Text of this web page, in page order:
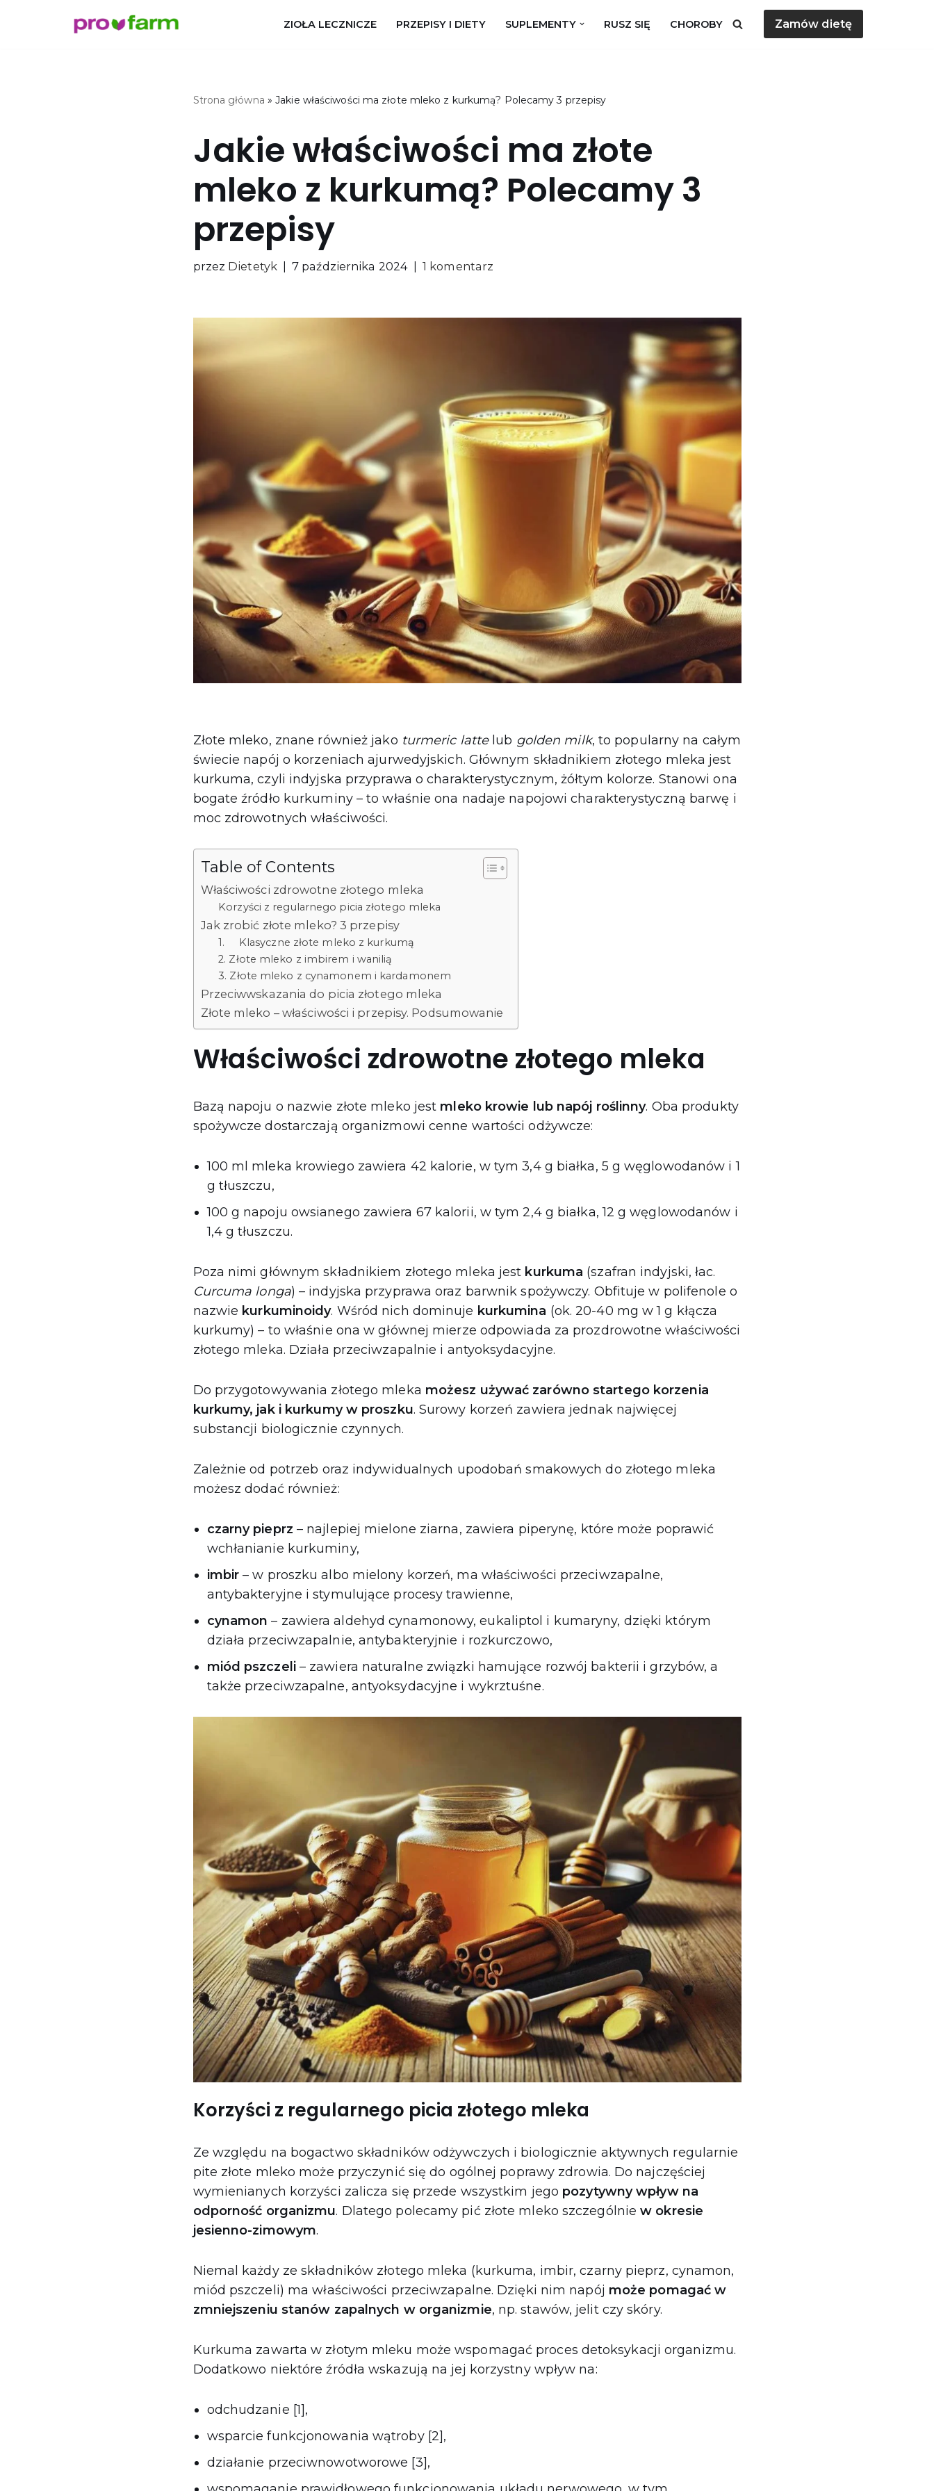
ZIOŁA LECZNICZE PRZEPISY I DIETY SUPLEMENTY RUSZ SIĘ CHOROBY Zamów dietę
Strona główna »Jakie właściwości ma złote mleko z kurkumą? Polecamy 3 przepisy
Jakie właściwości ma złote
mleko z kurkumą? Polecamy 3
przepisy
przez Dietetyk 7 października 2024 1 komentarz
Złote mleko, znane również jako turmeric lattelub golden milk, to popularny na całym
świecie napój o korzeniach ajurwedyjskich. Głównym składnikiem złotego mleka jest
kurkuma, czyli indyjska przyprawa o charakterystycznym, żółtym kolorze. Stanowi ona
bogate źródło kurkuminy – to właśnie ona nadaje napojowi charakterystyczną barwę i
moc zdrowotnych właściwości.
Table of Contents
Właściwości zdrowotne złotego mleka
Korzyści z regularnego picia złotego mleka
Jak zrobić złote mleko? 3 przepisy
1. Klasyczne złote mleko z kurkumą
2. Złote mleko z imbirem i wanilią
3. Złote mleko z cynamonem i kardamonem
Przeciwwskazania do picia złotego mleka
Złote mleko – właściwości i przepisy. Podsumowanie
Właściwości zdrowotne złotego mleka
Bazą napoju o nazwie złote mleko jest mleko krowie lub napój roślinny. Oba produkty
spożywcze dostarczają organizmowi cenne wartości odżywcze:
100 ml mleka krowiego zawiera 42 kalorie, w tym 3,4 g białka, 5 g węglowodanów i 1
g tłuszczu,
100 g napoju owsianego zawiera 67 kalorii, w tym 2,4 g białka, 12 g węglowodanów i
1,4 g tłuszczu.
Poza nimi głównym składnikiem złotego mleka jest kurkuma (szafran indyjski, łac.
Curcuma longa) – indyjska przyprawa oraz barwnik spożywczy. Obfituje w polifenole o
nazwie kurkuminoidy. Wśród nich dominuje kurkumina (ok. 20-40 mg w 1 g kłącza
kurkumy) – to właśnie ona w głównej mierze odpowiada za prozdrowotne właściwości
złotego mleka. Działa przeciwzapalnie i antyoksydacyjne.
Do przygotowywania złotego mleka możesz używać zarówno startego korzenia
kurkumy, jak i kurkumy w proszku. Surowy korzeń zawiera jednak najwięcej
substancji biologicznie czynnych.
Zależnie od potrzeb oraz indywidualnych upodobań smakowych do złotego mleka
możesz dodać również:
czarny pieprz – najlepiej mielone ziarna, zawiera piperynę, które może poprawić
wchłanianie kurkuminy,
imbir – w proszku albo mielony korzeń, ma właściwości przeciwzapalne,
antybakteryjne i stymulujące procesy trawienne,
cynamon– zawiera aldehyd cynamonowy, eukaliptol i kumaryny, dzięki którym
działa przeciwzapalnie, antybakteryjnie i rozkurczowo,
miód pszczeli– zawiera naturalne związki hamujące rozwój bakterii i grzybów, a
także przeciwzapalne, antyoksydacyjne i wykrztuśne.
Korzyści z regularnego picia złotego mleka
Ze względu na bogactwo składników odżywczych i biologicznie aktywnych regularnie
pite złote mleko może przyczynić się do ogólnej poprawy zdrowia. Do najczęściej
wymienianych korzyści zalicza się przede wszystkim jego pozytywny wpływ na
odporność organizmu. Dlatego polecamy pić złote mleko szczególniew okresie
jesienno-zimowym.
Niemal każdy ze składników złotego mleka (kurkuma, imbir, czarny pieprz, cynamon,
miód pszczeli) ma właściwości przeciwzapalne. Dzięki nim napój może pomagać w
zmniejszeniu stanów zapalnych w organizmie, np. stawów, jelit czy skóry.
Kurkuma zawarta w złotym mleku może wspomagać proces detoksykacji organizmu.
Dodatkowo niektóre źródła wskazują na jej korzystny wpływ na:
odchudzanie [1],
wsparcie funkcjonowania wątroby [2],
działanie przeciwnowotworowe [3],